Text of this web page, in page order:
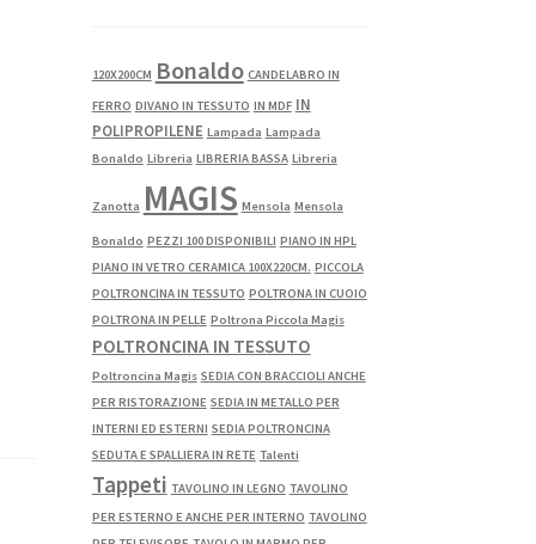
120X200CM Bonaldo CANDELABRO IN
FERRO DIVANO IN TESSUTO IN MDF IN
POLIPROPILENE Lampada Lampada
Bonaldo Libreria LIBRERIA BASSA Libreria
Zanotta MAGIS Mensola Mensola
Bonaldo PEZZI 100 DISPONIBILI PIANO IN HPL
PIANO IN VETRO CERAMICA 100X220CM. PICCOLA
POLTRONCINA IN TESSUTO POLTRONA IN CUOIO
POLTRONA IN PELLE Poltrona Piccola Magis
POLTRONCINA IN TESSUTO
Poltroncina Magis SEDIA CON BRACCIOLI ANCHE
PER RISTORAZIONE SEDIA IN METALLO PER
INTERNI ED ESTERNI SEDIA POLTRONCINA
SEDUTA E SPALLIERA IN RETE Talenti
Tappeti TAVOLINO IN LEGNO TAVOLINO
PER ESTERNO E ANCHE PER INTERNO TAVOLINO